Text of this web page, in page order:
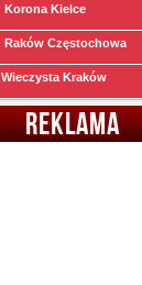
Korona Kielce
Raków Częstochowa
Wieczysta Kraków
REKLAMA